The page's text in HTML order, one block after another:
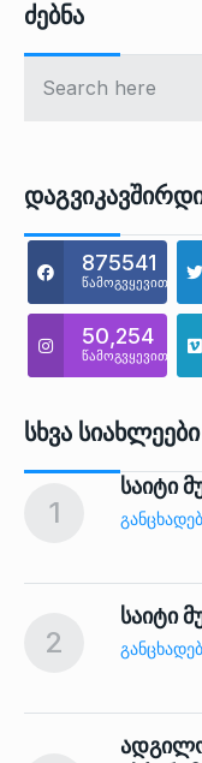
Ძებნა
875541
წამოგვყევით
50,254
წამოგვყევით
Სხვა Სიახლეები
1
საიტი
2
საიტი